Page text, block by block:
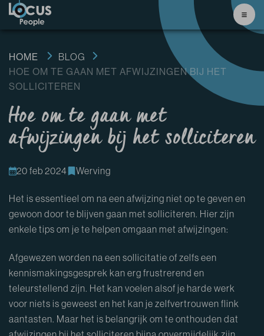
HOME BLOG
HOE OM TE GAAN MET AFWIJZINGEN BIJ HET
SOLLICITEREN
Hoe om te gaan met
afwijzingen bij het solliciteren
20 feb 2024 Werving
Het is essentieel om na een afwijzing niet op te geven en
gewoon door te blijven gaan met solliciteren. Hier zijn
enkele tips om je te helpen omgaan met afwijzingen:
Afgewezen worden na een sollicitatie of zelfs een
kennismakingsgesprek kan erg frustrerend en
teleurstellend zijn. Het kan voelen alsof je harde werk
voor niets is geweest en het kan je zelfvertrouwen flink
aantasten. Maar het is belangrijk om te onthouden dat